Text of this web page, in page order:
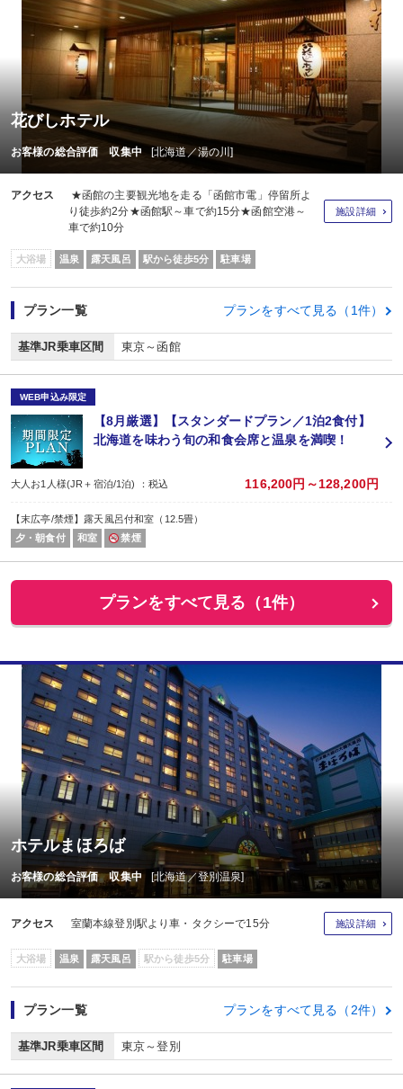
花びしホテル
お客様の総合評価 収集中 [北海道／湯の川]
アクセス
★函館の主要観光地を走る「函館市電」停留所よ
り徒歩約2分★函館駅～車で約15分★函館空港～
車で約10分
施設詳細
大浴場 温泉 露天風呂 駅から徒歩5分 駐車場
プラン一覧 プランをすべて見る（1件）
基準JR乗車区間 東京～函館
WEB申込み限定
【8月厳選】【スタンダードプラン／1泊2食付】
北海道を味わう旬の和食会席と温泉を満喫！
大人お1人様(JR＋宿泊/1泊) ：税込 116,200円～128,200円
【末広亭/禁煙】露天風呂付和室（12.5畳）
夕・朝食付
和室 禁煙
プランをすべて見る（1件）
ホテルまほろば
お客様の総合評価 収集中 [北海道／登別温泉]
アクセス 室蘭本線登別駅より車・タクシーで15分 施設詳細
大浴場 温泉 露天風呂 駅から徒歩5分 駐車場
プラン一覧 プランをすべて見る（2件）
基準JR乗車区間 東京～登別